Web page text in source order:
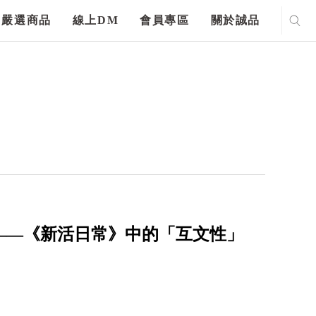
嚴選商品 線上DM 會員專區 關於誠品
《新活日常》中的「互文性」